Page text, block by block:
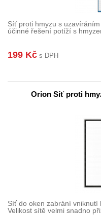
Síť proti hmyzu s
účinné řešení potíží s
199 Kč s DPH
Orion Síť proti
Síť do oken zabrání vniknutí
Velikost sítě velmi snadno